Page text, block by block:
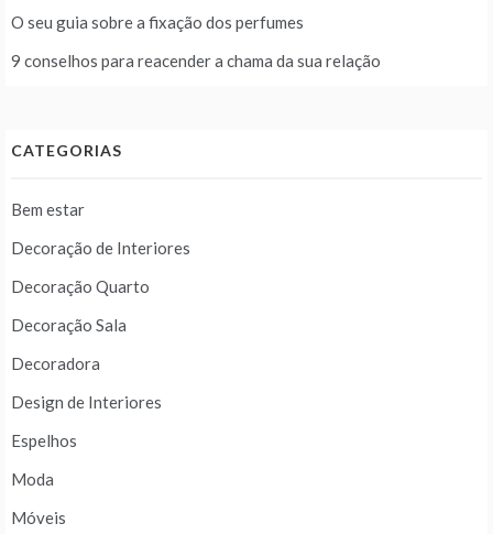
O seu guia sobre a fixação dos perfumes
9 conselhos para reacender a chama da sua relação
CATEGORIAS
Bem estar
Decoração de Interiores
Decoração Quarto
Decoração Sala
Decoradora
Design de Interiores
Espelhos
Moda
Móveis